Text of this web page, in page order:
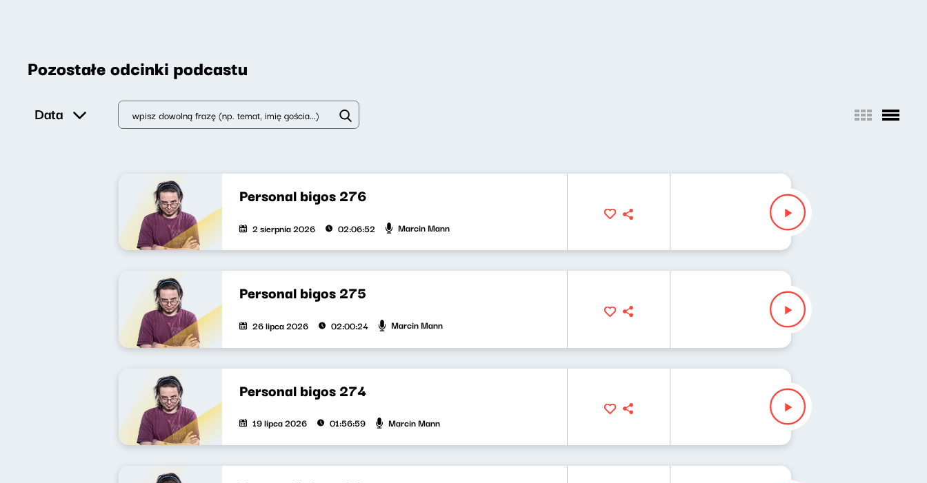
Pozostałe odcinki podcastu
Data
Personal bigos 276
2 sierpnia 2026 02:06:52 Marcin Mann
Personal bigos 275
26 lipca 2026 02:00:24 Marcin Mann
Personal bigos 274
19 lipca 2026 01:56:59 Marcin Mann